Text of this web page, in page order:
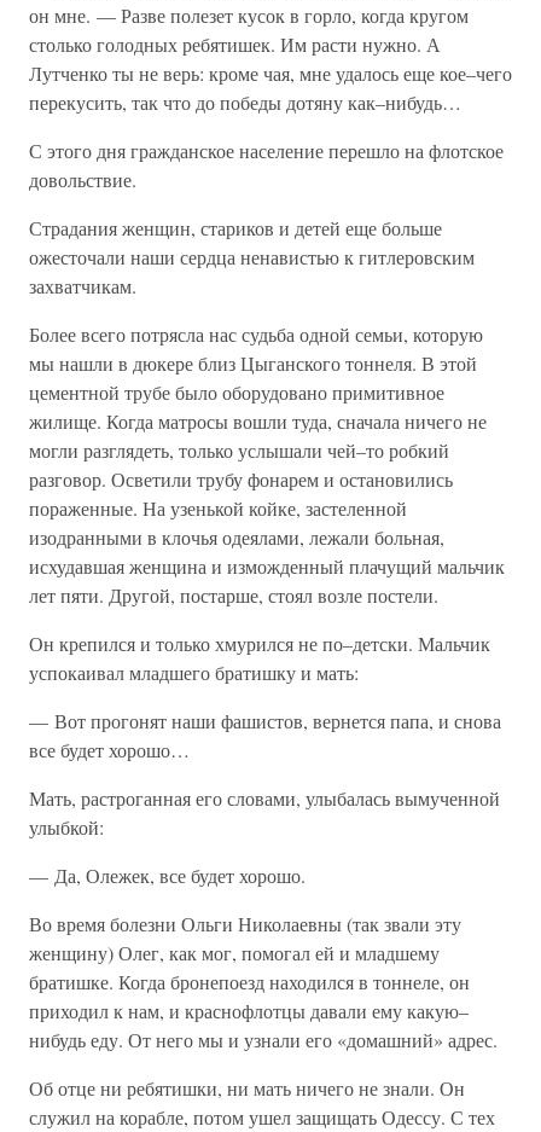
он мне. — Разве полезет кусок в горло, когда кругом
столько голодных ребятишек. Им расти нужно. А
Лутченко ты не верь: кроме чая, мне удалось еще кое–чего
перекусить, так что до победы дотяну как–нибудь…
С этого дня гражданское население перешло на флотское
довольствие.
Страдания женщин, стариков и детей еще больше
ожесточали наши сердца ненавистью к гитлеровским
захватчикам.
Более всего потрясла нас судьба одной семьи, которую
мы нашли в дюкере близ Цыганского тоннеля. В этой
цементной трубе было оборудовано примитивное
жилище. Когда матросы вошли туда, сначала ничего не
могли разглядеть, только услышали чей–то робкий
разговор. Осветили трубу фонарем и остановились
пораженные. На узенькой койке, застеленной
изодранными в клочья одеялами, лежали больная,
исхудавшая женщина и изможденный плачущий мальчик
лет пяти. Другой, постарше, стоял возле постели.
Он крепился и только хмурился не по–детски. Мальчик
успокаивал младшего братишку и мать:
— Вот прогонят наши фашистов, вернется папа, и снова
все будет хорошо…
Мать, растроганная его словами, улыбалась вымученной
улыбкой:
— Да, Олежек, все будет хорошо.
Во время болезни Ольги Николаевны (так звали эту
женщину) Олег, как мог, помогал ей и младшему
братишке. Когда бронепоезд находился в тоннеле, он
приходил к нам, и краснофлотцы давали ему какую–
нибудь еду. От него мы и узнали его «домашний» адрес.
Об отце ни ребятишки, ни мать ничего не знали. Он
служил на корабле, потом ушел защищать Одессу. С тех